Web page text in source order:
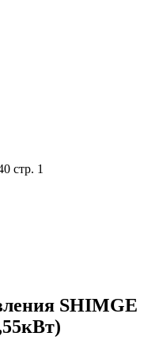
стр. 1
SHIMGE